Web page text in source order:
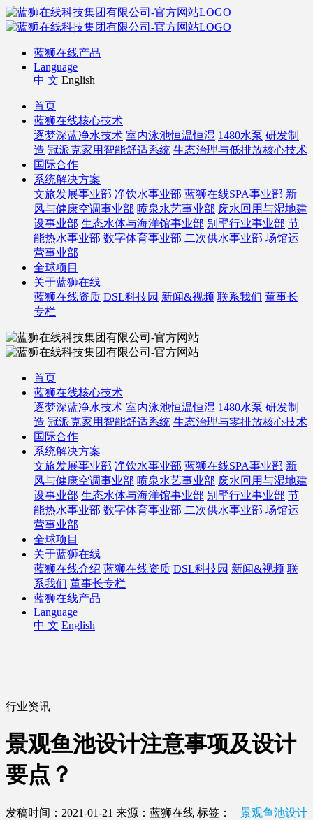
蓝狮在线产品
Language
中 文 English
首页
蓝狮在线核心技术
逐梦深蓝净水技术 室内泳池恒温恒湿 1480水泵 研发制
造 冠派克家用智能舒适系统 生态治理与低排放核心技术
国际合作
系统解决方案
文旅发展事业部 净饮水事业部 蓝狮在线SPA事业部 新
风与健康空调事业部 喷泉水艺事业部 废水回用与湿地建
设事业部 生态水体与海洋馆事业部 别墅行业事业部 节
能热水事业部 数字体育事业部 二次供水事业部 场馆运
营事业部
全球项目
关于蓝狮在线
蓝狮在线资质 DSL科技园 新闻&视频 联系我们 董事长
专栏
首页
蓝狮在线核心技术
逐梦深蓝净水技术 室内泳池恒温恒湿 1480水泵 研发制
造 冠派克家用智能舒适系统 生态治理与零排放核心技术
国际合作
系统解决方案
文旅发展事业部 净饮水事业部 蓝狮在线SPA事业部 新
风与健康空调事业部 喷泉水艺事业部 废水回用与湿地建
设事业部 生态水体与海洋馆事业部 别墅行业事业部 节
能热水事业部 数字体育事业部 二次供水事业部 场馆运
营事业部
全球项目
关于蓝狮在线
蓝狮在线介绍 蓝狮在线资质 DSL科技园 新闻&视频 联
系我们 董事长专栏
蓝狮在线产品
Language
中 文 English
行业资讯
景观鱼池设计注意事项及设计
要点？
发稿时间：2021-01-21 来源：蓝狮在线 标签：
景观鱼池设计